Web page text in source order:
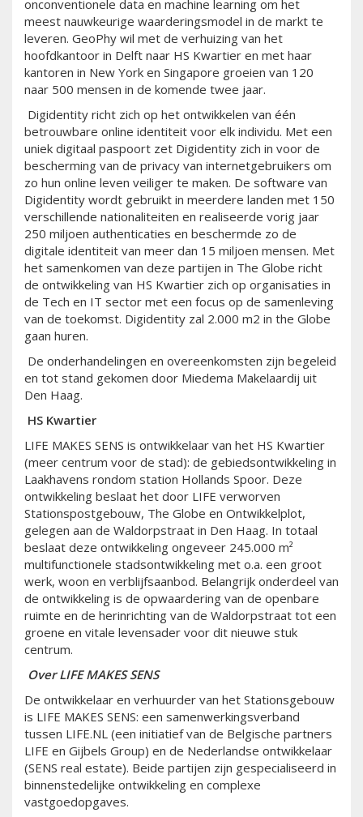
onconventionele data en machine learning om het
meest nauwkeurige waarderingsmodel in de markt te
leveren. GeoPhy wil met de verhuizing van het
hoofdkantoor in Delft naar HS Kwartier en met haar
kantoren in New York en Singapore groeien van 120
naar 500 mensen in de komende twee jaar.
Digidentity richt zich op het ontwikkelen van één
betrouwbare online identiteit voor elk individu. Met een
uniek digitaal paspoort zet Digidentity zich in voor de
bescherming van de privacy van internetgebruikers om
zo hun online leven veiliger te maken. De software van
Digidentity wordt gebruikt in meerdere landen met 150
verschillende nationaliteiten en realiseerde vorig jaar
250 miljoen authenticaties en beschermde zo de
digitale identiteit van meer dan 15 miljoen mensen. Met
het samenkomen van deze partijen in The Globe richt
de ontwikkeling van HS Kwartier zich op organisaties in
de Tech en IT sector met een focus op de samenleving
van de toekomst. Digidentity zal 2.000 m2 in the Globe
gaan huren.
De onderhandelingen en overeenkomsten zijn begeleid
en tot stand gekomen door Miedema Makelaardij uit
Den Haag.
HS Kwartier
LIFE MAKES SENS is ontwikkelaar van het HS Kwartier
(meer centrum voor de stad): de gebiedsontwikkeling in
Laakhavens rondom station Hollands Spoor. Deze
ontwikkeling beslaat het door LIFE verworven
Stationspostgebouw, The Globe en Ontwikkelplot,
gelegen aan de Waldorpstraat in Den Haag. In totaal
beslaat deze ontwikkeling ongeveer 245.000 m²
multifunctionele stadsontwikkeling met o.a. een groot
werk, woon en verblijfsaanbod. Belangrijk onderdeel van
de ontwikkeling is de opwaardering van de openbare
ruimte en de herinrichting van de Waldorpstraat tot een
groene en vitale levensader voor dit nieuwe stuk
centrum.
Over LIFE MAKES SENS
De ontwikkelaar en verhuurder van het Stationsgebouw
is LIFE MAKES SENS: een samenwerkingsverband
tussen LIFE.NL (een initiatief van de Belgische partners
LIFE en Gijbels Group) en de Nederlandse ontwikkelaar
(SENS real estate). Beide partijen zijn gespecialiseerd in
binnenstedelijke ontwikkeling en complexe
vastgoedopgaves.